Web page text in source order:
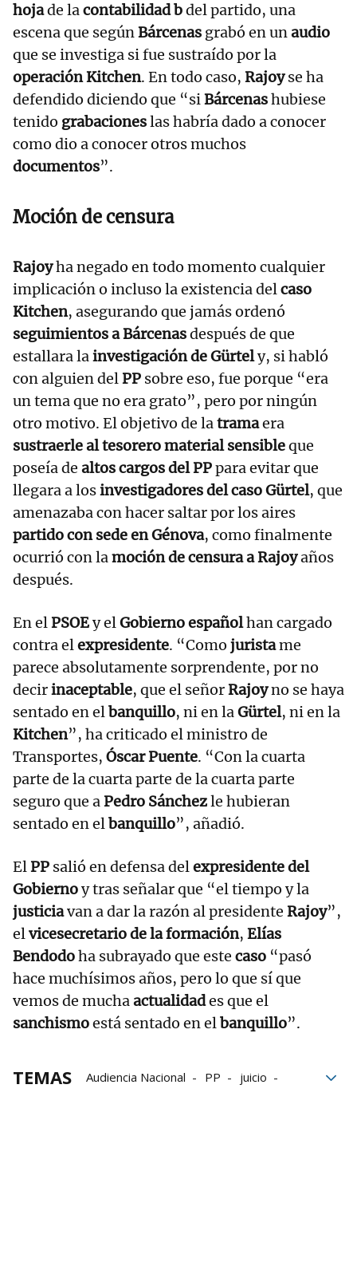
hojade lacontabilidad bdel partido, una
escena que segúnBárcenas grabó en unaudio
que se investiga si fue sustraído por la
operación Kitchen. En todo caso, Rajoyse ha
defendido diciendo que “siBárcenashubiese
tenido grabacioneslas habría dado a conocer
como dio a conocer otros muchos
documentos”.
Moción de censura
Rajoyha negado en todo momento cualquier
implicación o incluso la existencia delcaso
Kitchen, asegurando que jamás ordenó
seguimientos a Bárcenasdespués de que
estallara lainvestigación de Gürtely, si habló
con alguien delPP sobre eso, fue porque “era
un tema que no era grato”, pero por ningún
otro motivo. El objetivo de latramaera
sustraerle al tesorero material sensibleque
poseía de altos cargos del PPpara evitar que
llegara a losinvestigadores del caso Gürtel, que
amenazaba con hacer saltar por los aires
partido con sede en Génova, como finalmente
ocurrió con lamoción de censura a Rajoyaños
después.
En elPSOEy elGobierno españolhan cargado
contra elexpresidente. “Como juristame
parece absolutamente sorprendente, por no
decirinaceptable, que el señorRajoyno se haya
sentado en elbanquillo, ni en laGürtel, ni en la
Kitchen”, ha criticado el ministro de
Transportes, Óscar Puente. “Con la cuarta
parte de la cuarta parte de la cuarta parte
seguro que aPedro Sánchezle hubieran
sentado en elbanquillo”, añadió.
ElPP salió en defensa delexpresidente del
Gobiernoy tras señalar que “el tiempo y la
justiciavan a dar la razón al presidente Rajoy”,
elvicesecretario de la formación, Elías
Bendodoha subrayado que este caso “pasó
hace muchísimos años, pero lo que sí que
vemos de muchaactualidades que el
sanchismoestá sentado en elbanquillo”.
TEMAS Audiencia Nacional PP
juicio